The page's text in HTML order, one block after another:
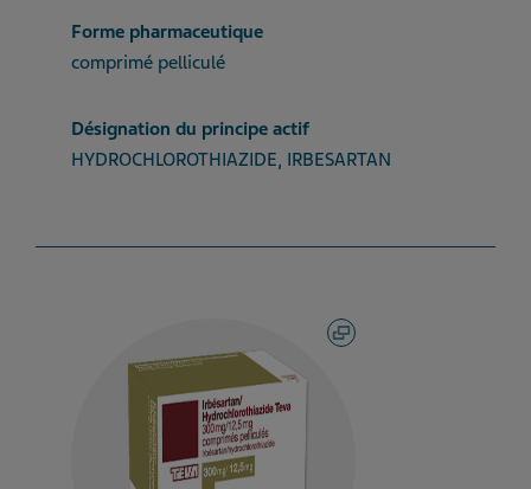
Forme pharmaceutique
comprimé pelliculé
Désignation du principe actif
HYDROCHLOROTHIAZIDE, IRBESARTAN